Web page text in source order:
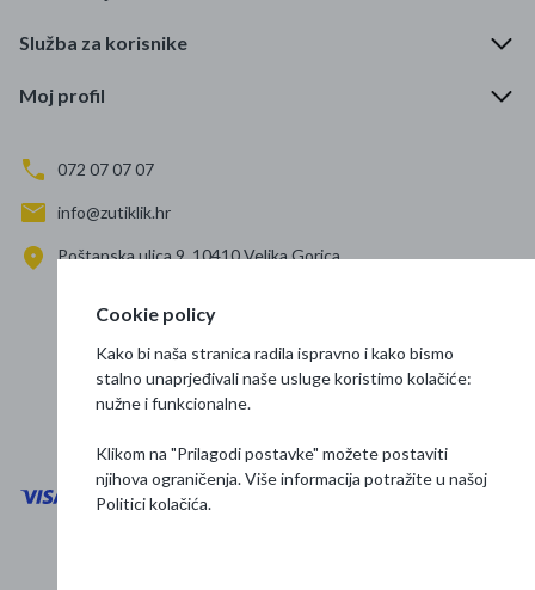
Služba za korisnike
Moj profil
072 07 07 07
info@zutiklik.hr
Poštanska ulica 9, 10410 Velika Gorica
Prati nas
Cookie policy
Kako bi naša stranica radila ispravno i kako bismo
stalno unaprjeđivali naše usluge koristimo kolačiće:
nužne i funkcionalne.
Klikom na "Prilagodi postavke" možete postaviti
njihova ograničenja. Više informacija potražite u našoj
Politici kolačića.